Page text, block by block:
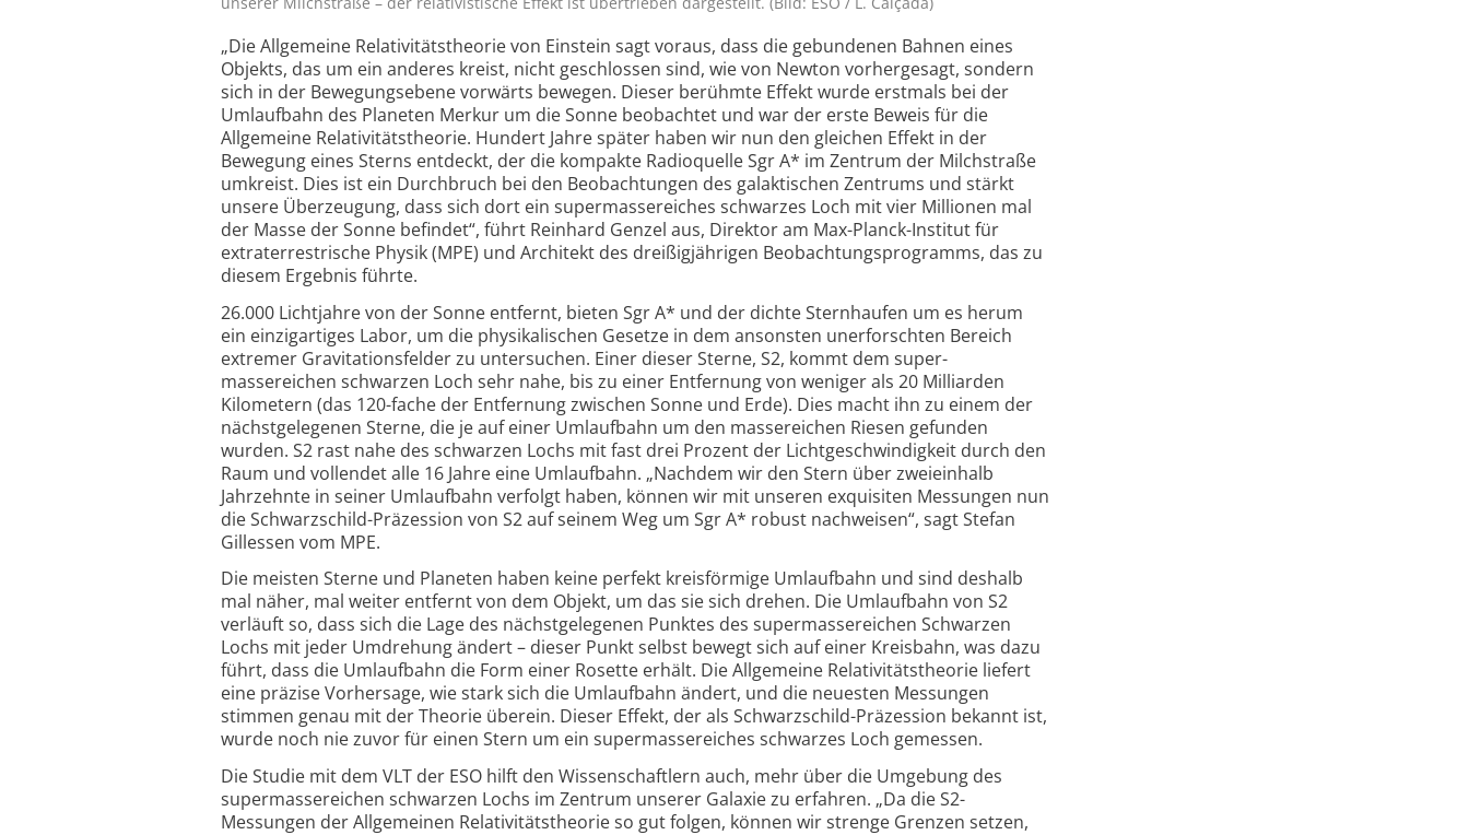
„Die Allgemeine Relativitätstheorie von Einstein sagt voraus, dass die gebundenen Bahnen eines
Objekts, das um ein anderes kreist, nicht geschlossen sind, wie von Newton vorhergesagt, sondern
sich in der Bewegungs­ebene vorwärts bewegen. Dieser berühmte Effekt wurde erstmals bei der
Umlaufbahn des Planeten Merkur um die Sonne beobachtet und war der erste Beweis für die
Allgemeine Relativitäts­theorie. Hundert Jahre später haben wir nun den gleichen Effekt in der
Bewegung eines Sterns entdeckt, der die kompakte Radioquelle Sgr A* im Zentrum der Milchstraße
umkreist. Dies ist ein Durchbruch bei den Beobachtungen des galaktischen Zentrums und stärkt
unsere Überzeugung, dass sich dort ein super­massereiches schwarzes Loch mit vier Millionen mal
der Masse der Sonne befindet“, führt Reinhard Genzel aus, Direktor am Max-Planck-Institut für
extraterrestrische Physik (MPE) und Architekt des dreißigjährigen Beobachtungs­programms, das zu
diesem Ergebnis führte.
26.000 Lichtjahre von der Sonne entfernt, bieten Sgr A* und der dichte Sternhaufen um es herum
ein einzigartiges Labor, um die physikalischen Gesetze in dem ansonsten unerforschten Bereich
extremer Gravitations­felder zu untersuchen. Einer dieser Sterne, S2, kommt dem super­
massereichen schwarzen Loch sehr nahe, bis zu einer Entfernung von weniger als 20 Milliarden
Kilometern (das 120-fache der Entfernung zwischen Sonne und Erde). Dies macht ihn zu einem der
nächstgelegenen Sterne, die je auf einer Umlaufbahn um den massereichen Riesen gefunden
wurden. S2 rast nahe des schwarzen Lochs mit fast drei Prozent der Licht­geschwindigkeit durch den
Raum und vollendet alle 16 Jahre eine Umlaufbahn. „Nachdem wir den Stern über zweieinhalb
Jahrzehnte in seiner Umlaufbahn verfolgt haben, können wir mit unseren exquisiten Messungen nun
die Schwarz­schild-Präzession von S2 auf seinem Weg um Sgr A* robust nachweisen“, sagt Stefan
Gillessen vom MPE.
Die meisten Sterne und Planeten haben keine perfekt kreisförmige Umlaufbahn und sind deshalb
mal näher, mal weiter entfernt von dem Objekt, um das sie sich drehen. Die Umlaufbahn von S2
verläuft so, dass sich die Lage des nächst­gelegenen Punktes des super­massereichen Schwarzen
Lochs mit jeder Umdrehung ändert – dieser Punkt selbst bewegt sich auf einer Kreisbahn, was dazu
führt, dass die Umlaufbahn die Form einer Rosette erhält. Die Allgemeine Relativitätstheorie liefert
eine präzise Vorhersage, wie stark sich die Umlaufbahn ändert, und die neuesten Messungen
stimmen genau mit der Theorie überein. Dieser Effekt, der als Schwarzschild-Präzession bekannt ist,
wurde noch nie zuvor für einen Stern um ein supermassereiches schwarzes Loch gemessen.
Die Studie mit dem VLT der ESO hilft den Wissenschaftlern auch, mehr über die Umgebung des
super­massereichen schwarzen Lochs im Zentrum unserer Galaxie zu erfahren. „Da die S2-
Messungen der Allgemeinen Relativitätstheorie so gut folgen, können wir strenge Grenzen setzen,